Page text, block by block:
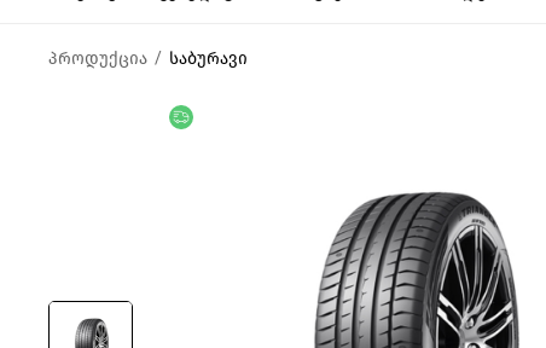
პროდუქცია საბურავი